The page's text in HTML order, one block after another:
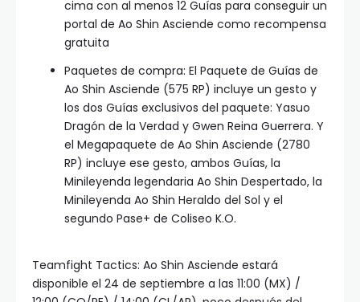
cima con al menos 12 Guías para conseguir un
portal de Ao Shin Asciende como recompensa
gratuita
Paquetes de compra: El Paquete de Guías de
Ao Shin Asciende (575 RP) incluye un gesto y
los dos Guías exclusivos del paquete: Yasuo
Dragón de la Verdad y Gwen Reina Guerrera. Y
el Megapaquete de Ao Shin Asciende (2780
RP) incluye ese gesto, ambos Guías, la
Minileyenda legendaria Ao Shin Despertado, la
Minileyenda Ao Shin Heraldo del Sol y el
segundo Pase+ de Coliseo K.O.
Teamfight Tactics: Ao Shin Asciende estará
disponible el 24 de septiembre a las 11:00 (MX) /